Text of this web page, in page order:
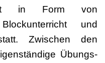
in Form von
und
Zwischen den
Übungs-